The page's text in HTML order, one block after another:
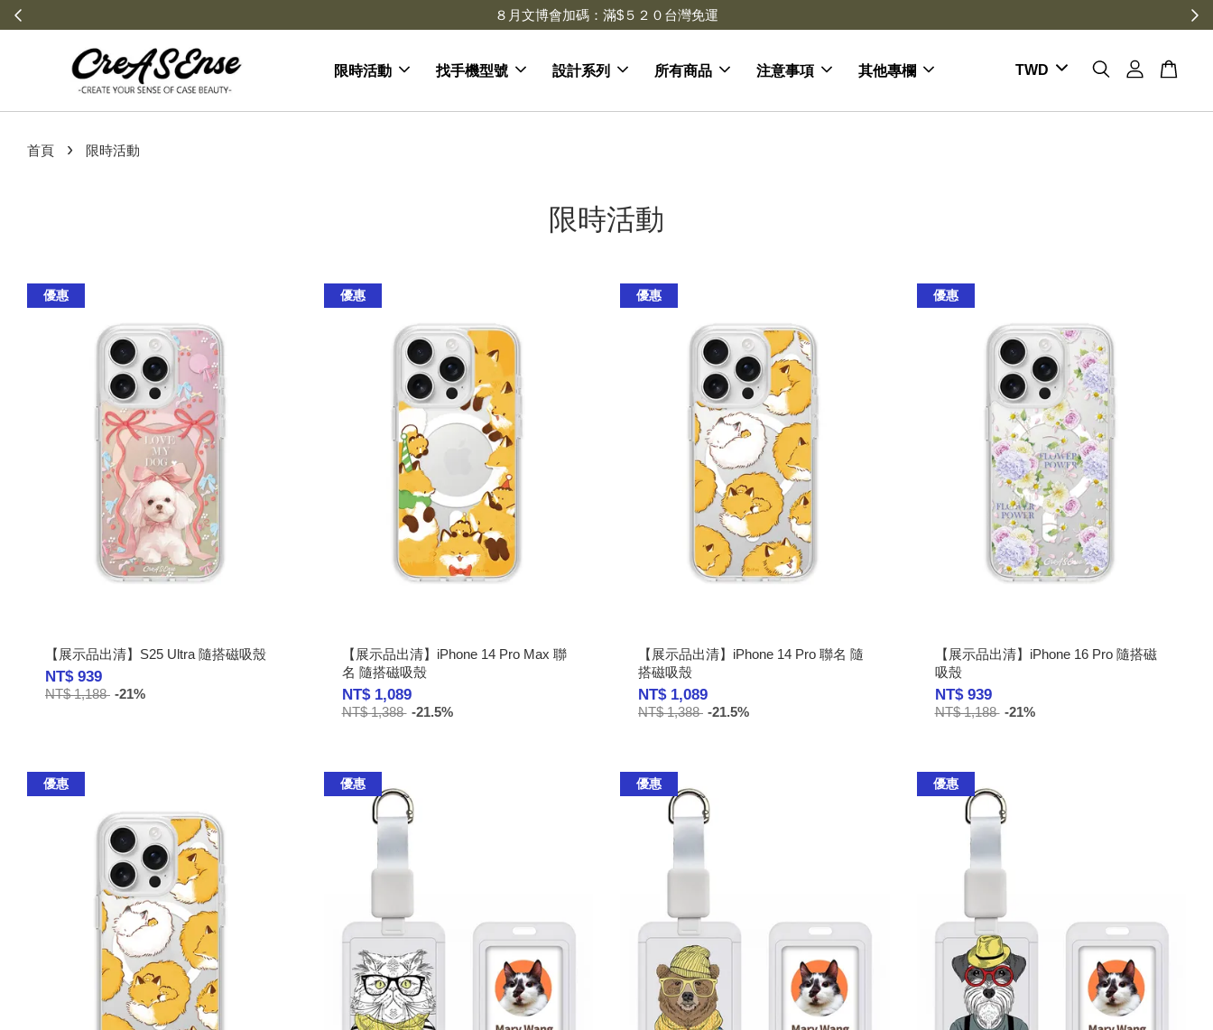
８月文博會加碼：滿$５２０台灣免運
限時活動 找手機型號 設計系列 所有商品 注意事項 其他專欄
首頁 › 限時活動
限時活動
優惠
【展示品出清】S25 Ultra 隨搭磁吸殼
NT$ 939
NT$ 1,188 -21%
優惠
【展示品出清】iPhone 14 Pro Max 聯
名 隨搭磁吸殼
NT$ 1,089
NT$ 1,388 -21.5%
優惠
【展示品出清】iPhone 14 Pro 聯名 隨
搭磁吸殼
NT$ 1,089
NT$ 1,388 -21.5%
優惠
【展示品出清】iPhone 16 Pro 隨搭磁
吸殼
NT$ 939
NT$ 1,188 -21%
優惠 優惠 優惠 優惠